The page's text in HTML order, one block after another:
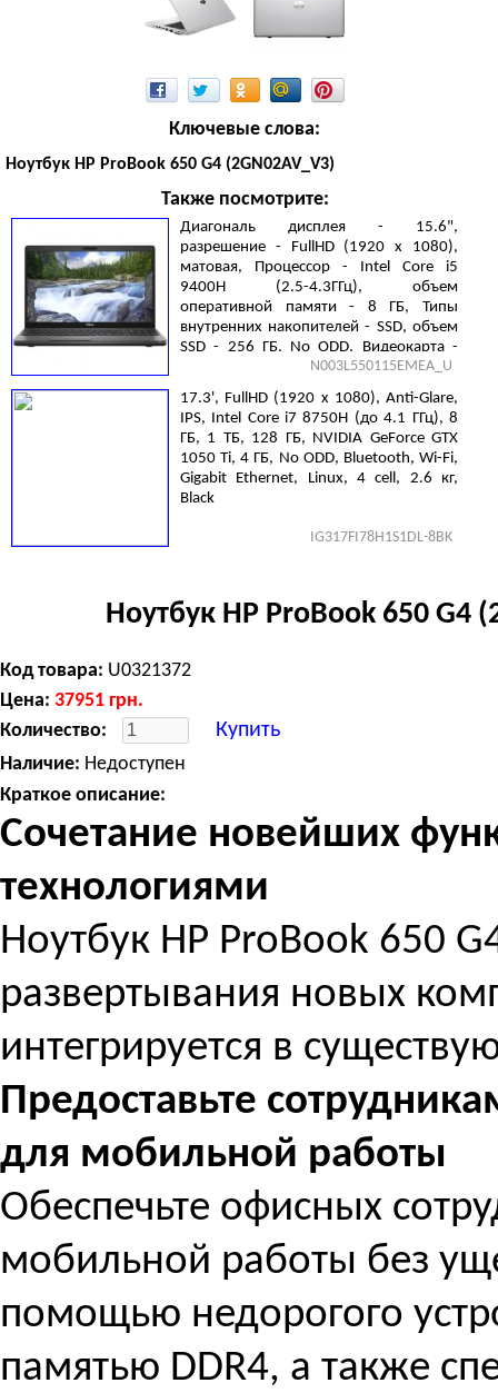
Ключевые слова:
Ноутбук HP ProBook 650 G4 (2GN02AV_V3)
Также посмотрите:
Диагональ дисплея - 15.6",
разрешение - FullHD (1920 х 1080),
матовая, Процессор - Intel Core i5
9400H (2.5-4.3ГГц), объем
оперативной памяти - 8 ГБ, Типы
внутренних накопителей - SSD, объем
SSD - 256 ГБ, No ODD, Видеокарта -
NVIDIA GeForce MX150, 2 ГБ, Gigabit
Ethernet, Linux, 4 cell, 1.88 кг, Black
N003L550115EMEA_U
17.3', FullHD (1920 х 1080), Anti-Glare,
IPS, Intel Core i7 8750H (до 4.1 ГГц), 8
ГБ, 1 ТБ, 128 ГБ, NVIDIA GeForce GTX
1050 Ti, 4 ГБ, No ODD, Bluetooth, Wi-Fi,
Gigabit Ethernet, Linux, 4 cell, 2.6 кг,
Black
IG317FI78H1S1DL-8BK
Ноутбук HP ProBook 650 G4
Код товара: U0321372
Цена: 37951 грн.
Количество:
Купить
Наличие: Недоступен
Краткое описание:
Сочетание новейших
технологиями
Ноутбук HP ProBook 650
развертывания новых
интегрируется в
Предоставьте
для мобильной работы
Обеспечьте офисных
мобильной работы без
помощью недорогого
памятью DDR4, а также